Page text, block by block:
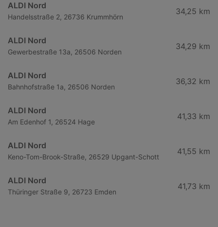
ALDI Nord
Handelsstraße 2, 26736 Krummhörn
34,25 km
ALDI Nord
Gewerbestraße 13a, 26506 Norden
34,29 km
ALDI Nord
Bahnhofstraße 1a, 26506 Norden
36,32 km
ALDI Nord
Am Edenhof 1, 26524 Hage
41,33 km
ALDI Nord
Keno-Tom-Brook-Straße, 26529 Upgant-Schott
41,55 km
ALDI Nord
Thüringer Straße 9, 26723 Emden
41,73 km